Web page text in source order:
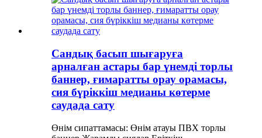
Сандық басып шығаруға
арналған астары бар үнемді торлы
баннер, ғимаратты орау орамасы,
сия бүріккіш медианы көтерме
саудада сату
Өнім сипаттамасы: Өнім атауы ПВХ торлы